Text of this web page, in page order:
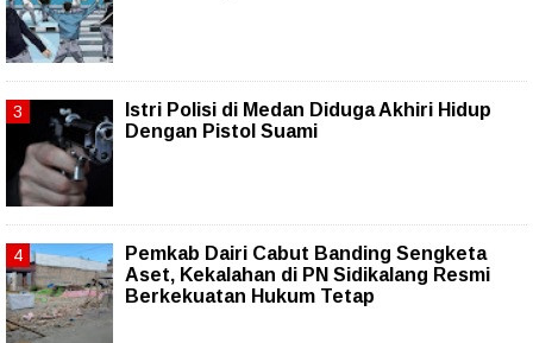
Istri Polisi di Medan Diduga Akhiri Hidup
Dengan Pistol Suami
Pemkab Dairi Cabut Banding Sengketa
Aset, Kekalahan di PN Sidikalang Resmi
Berkekuatan Hukum Tetap